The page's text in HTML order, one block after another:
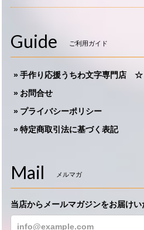
Guide ご利用ガイド
手作り応援うちわ文字専門店 ☆
お問合せ
プライバシーポリシー
特定商取引法に基づく表記
Mail メルマガ
当店からメールマガジンをお届けい